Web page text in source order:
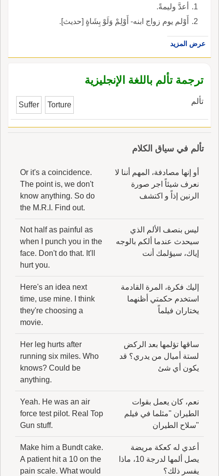
أعدَّ وليمةً.
أَوْلم يوم زواج ابنه- أَوْلِمْ وَلَوْ بِشَاةٍ [حديث].
عرض المزيد
ترجمة تألم باللغة الإنجليزية
تألم Suffer Torture
تألم في سياق الكلام
أو إنها مصادفة، المهم أننا لا
نعرف شيئاً اجر صورة
الرنين إذاً و اكتشف
Or it's a coincidence.
The point is, we don't
know anything. So do
the M.R.I. Find out.
ليس بنصف الألم الذي
سيحدث عندما ألكم بالوجه
إياك، سيؤلمك أنت
Not half as painful as
when I punch you in the
face. Don't do that. It'll
hurt you.
إليك فكرة، المرة القادمة
استخدم حكمتي أظنهما
يختاران فيلماً
Here's an idea next
time, use mine. I think
they're choosing a
movie.
ساقها تؤلمها بعد الركض
لستة أميال من يدري؟ قد
يكون أي شئ
Her leg hurts after
running six miles. Who
knows? Could be
anything.
نعم، كان يعمل بقوات
الطيران "مثلما في فيلم
"سلاح الطيران
Yeah. He was an air
force test pilot. Real Top
Gun stuff.
أعدي له كعكة مريضة
يصل ألمها لدرجة 10، ماذا
يفسر ذلك؟
Make him a Bundt cake.
A patient hit a 10 on the
pain scale. What would